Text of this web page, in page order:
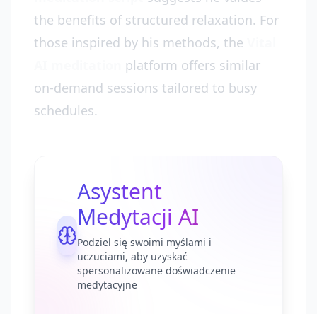
the benefits of structured relaxation. For
those inspired by his methods, the
platform offers similar
on-demand sessions tailored to busy
schedules.
Asystent
Medytacji AI
Podziel się swoimi myślami i
uczuciami, aby uzyskać
spersonalizowane doświadczenie
medytacyjne